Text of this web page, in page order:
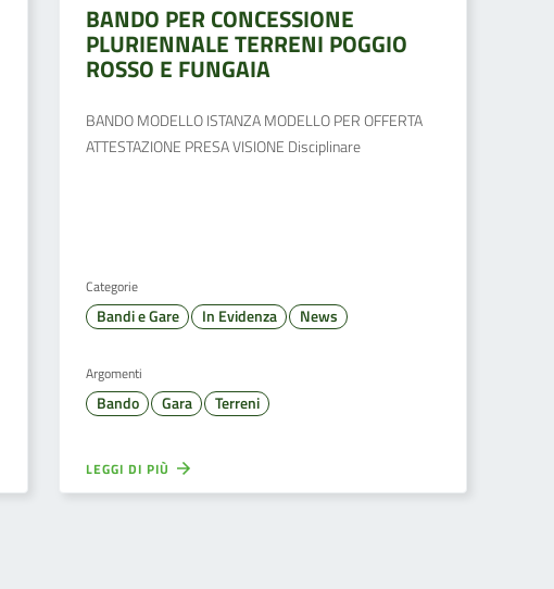
BANDO PER CONCESSIONE
PLURIENNALE TERRENI POGGIO
ROSSO E FUNGAIA
BANDO MODELLO ISTANZA MODELLO PER OFFERTA
ATTESTAZIONE PRESA VISIONE Disciplinare
Categorie
Bandi e Gare In Evidenza News
Argomenti
Bando Gara Terreni
LEGGI DI PIÙ